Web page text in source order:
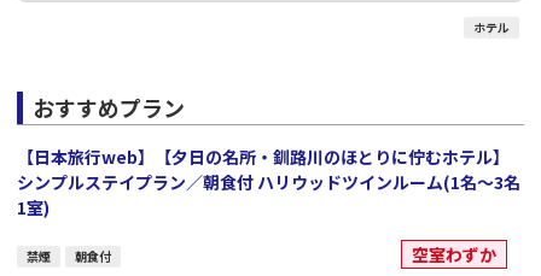
ホテル
おすすめプラン
【日本旅行web】【夕日の名所・釧路川のほとりに佇むホテル】
シンプルステイプラン／朝食付 ハリウッドツインルーム(1名～3名
1室)
禁煙 朝食付 空室わずか